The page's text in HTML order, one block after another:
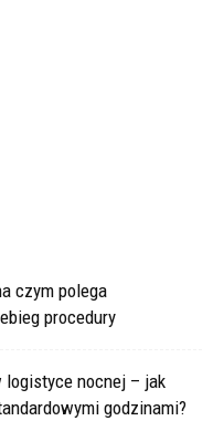
czym polega
procedury
logistyce nocnej – jak
godzinami?